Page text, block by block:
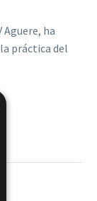
ha
práctica del